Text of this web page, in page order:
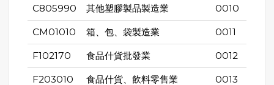
C805990 其他塑膠製品製造業 0010
CM01010 箱、包、袋製造業 0011
F102170 食品什貨批發業 0012
F203010 食品什貨、飲料零售業 0013